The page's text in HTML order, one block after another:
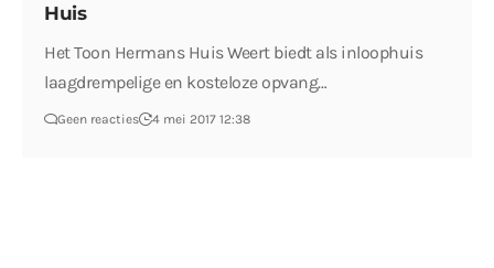
Huis
Het Toon Hermans Huis Weert biedt als inloophuis
laagdrempelige en kosteloze opvang…
Geen reacties 4 mei 2017 12:38